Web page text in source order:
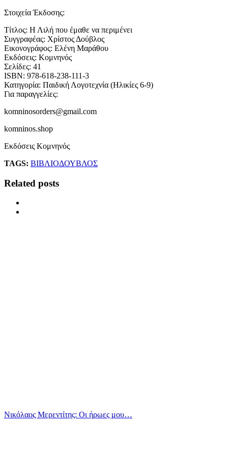
Στοιχεία Έκδοσης:
Τίτλος: Η Λιλή που έμαθε να περιμένει
Συγγραφέας: Χρίστος Δούβλος
Εικονογράφος: Ελένη Μαράθου
Εκδόσεις: Κομνηνός
Σελίδες: 41
ISBN: 978-618-238-111-3
Κατηγορία: Παιδική Λογοτεχνία (Ηλικίες 6-9)
Για παραγγελίες:
komninosorders@gmail.com
komninos.shop
Εκδόσεις Κομνηνός
TAGS: ΒΙΒΛΙΟΔΟΥΒΛΟΣ
Related posts
Νικόλαος Μερεντίτης: Οι ήρωες μου…